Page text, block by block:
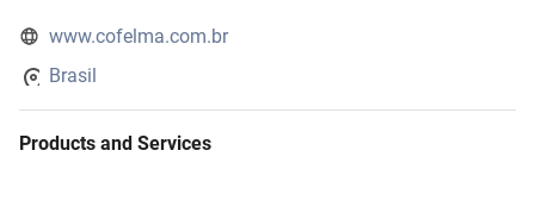
www.cofelma.com.br
Brasil
Products and Services